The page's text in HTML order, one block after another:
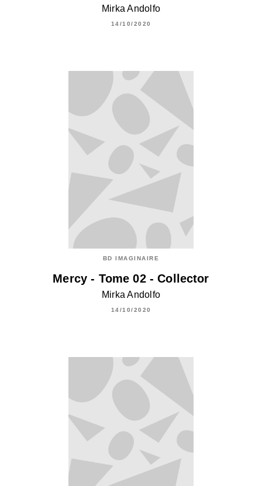
Mirka Andolfo
14/10/2020
BD IMAGINAIRE
Mercy - Tome 02 - Collector
Mirka Andolfo
14/10/2020